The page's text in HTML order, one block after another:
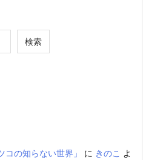
検索
コの知らない世界」
に きのこ よ